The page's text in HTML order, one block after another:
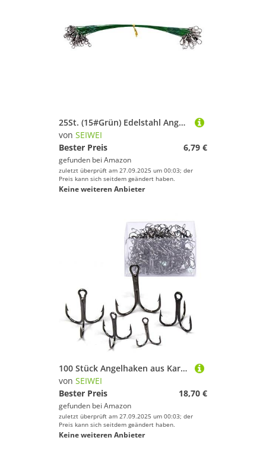
25St. (15#Grün) Edelstahl Angeldraht Vorfächer mit Schnapper & Wirbel, Anti-Biss Köder Drahtvorfächer für Hecht Barsch Zander, Salzwasser Süßwasser Angelzubehör Tackle
von SEIWEI
Bester Preis
6,79 €
gefunden bei Amazon
zuletzt überprüft am 27.09.2025 um 00:03; der
Preis kann sich seitdem geändert haben.
Keine weiteren Anbieter
100 Stück Angelhaken aus Karbonstahl, massiver Dreifach-Widerhaken mit Box für Süßwasser Salzwasser, 3/0 #
von SEIWEI
Bester Preis
18,70 €
gefunden bei Amazon
zuletzt überprüft am 27.09.2025 um 00:03; der
Preis kann sich seitdem geändert haben.
Keine weiteren Anbieter